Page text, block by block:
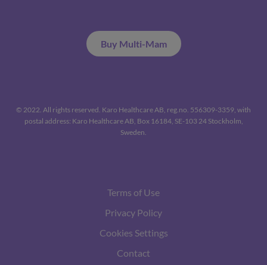
Buy Multi-Mam
© 2022. All rights reserved. Karo Healthcare AB, reg.no. 556309-3359, with
postal address: Karo Healthcare AB, Box 16184, SE-103 24 Stockholm,
Sweden.
Terms of Use
Privacy Policy
Cookies Settings
Contact